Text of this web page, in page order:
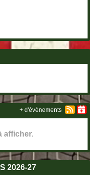
afficher.
+ d'évènements
2026-27